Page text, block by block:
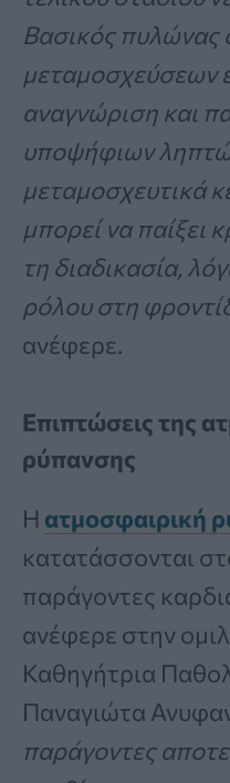
Βασικός πυλώνας
μεταμοσχεύσεων
αναγνώριση και
υποψήφιων
μεταμοσχευτικά
μπορεί να παίξει
τη διαδικασία,
ρόλου στη
ανέφερε.
Επιπτώσεις της
ρύπανσης
Η ατμοσφαιρική
κατατάσσονται
παράγοντες
ανέφερε στην
Καθηγήτρια
Παναγιώτα
παράγοντες